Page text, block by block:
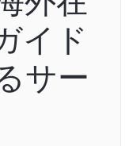
イド
サー